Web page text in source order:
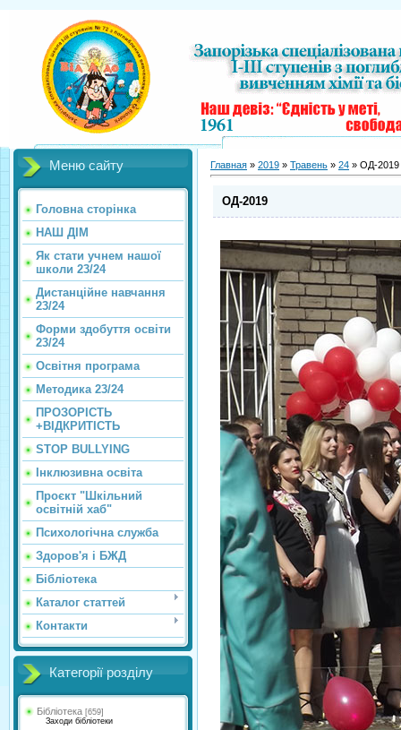
Меню сайту
Головна сторінка
НАШ ДІМ
Як стати учнем нашої
школи 23/24
Дистанційне навчання
23/24
Форми здобуття освіти
23/24
Освітня програма
Методика 23/24
ПРОЗОРІСТЬ
+ВІДКРИТІСТЬ
STOP BULLYING
Інклюзивна освіта
Проєкт "Шкільний
освітній хаб"
Психологічна служба
Здоров'я і БЖД
Бібліотека
Каталог статтей
Контакти
Категорії розділу
Бібліотека [659]
Заходи бібліотеки
Главная » 2019 » Травень » 24 » ОД-2019
ОД-2019